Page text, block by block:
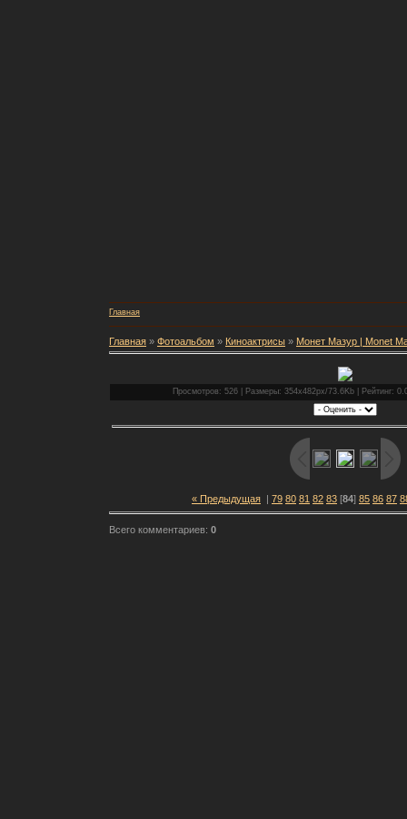
Главная
Главная » Фотоальбом » Киноактрисы » Монет Мазур | Monet
Просмотров: 526 | Размеры: 354x482px/73.6Kb | Рейтинг:
« Предыдущая | 79 80 81 82 83 [84] 85 86 87
Всего комментариев: 0